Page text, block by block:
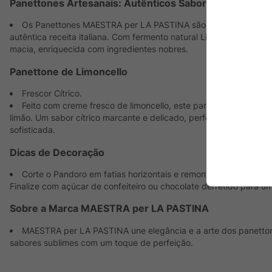
Panettones Artesanais: Autênticos Sabores da Itália
Os Panettones MAESTRA per LA PASTINA são 100% italianos
autêntica receita italiana. Com fermento natural Lievito Madre,
macia, enriquecida com ingredientes nobres.
Panettone de Limoncello
Frescor Cítrico.
Feito com creme fresco de limoncello, este panettone exala
limão. Um sabor cítrico marcante e delicado, perfeito para quem
sofisticada.
Dicas de Decoração
Corte o Pandoro em fatias horizontais e remonte com
Finalize com açúcar de confeiteiro ou chocolate derretido para
Sobre a Marca MAESTRA per LA PASTINA
MAESTRA per LA PASTINA une elegância e a arte dos
sabores sublimes com um toque de perfeição.